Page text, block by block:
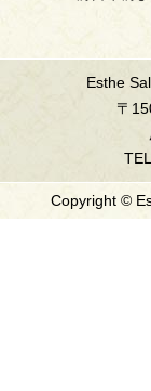
Esthe
〒
Copyright ©